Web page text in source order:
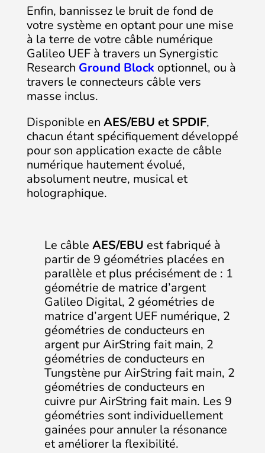
Enfin, bannissez le bruit de fond de
votre système en optant pour une mise
à la terre de votre câble numérique
Galileo UEF à travers un Synergistic
Research Ground Block optionnel, ou à
travers le connecteurs câble vers
masse inclus.
Disponible en AES/EBU et SPDIF,
chacun étant spécifiquement développé
pour son application exacte de câble
numérique hautement évolué,
absolument neutre, musical et
holographique.
Le câble AES/EBU est fabriqué à
partir de 9 géométries placées en
parallèle et plus précisément de : 1
géométrie de matrice d’argent
Galileo Digital, 2 géométries de
matrice d’argent UEF numérique, 2
géométries de conducteurs en
argent pur AirString fait main, 2
géométries de conducteurs en
Tungstène pur AirString fait main, 2
géométries de conducteurs en
cuivre pur AirString fait main. Les 9
géométries sont individuellement
gainées pour annuler la résonance
et améliorer la flexibilité.